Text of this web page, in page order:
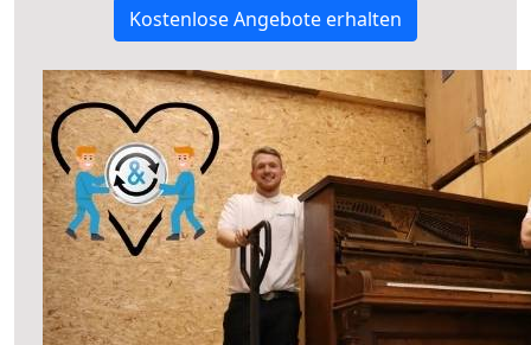
Kostenlose Angebote erhalten